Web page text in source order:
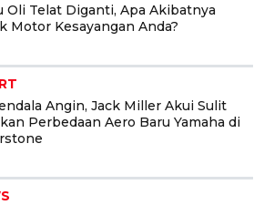
Oli Telat Diganti, Apa Akibatnya
Motor Kesayangan Anda?
Angin, Jack Miller Akui Sulit
Perbedaan Aero Baru Yamaha di